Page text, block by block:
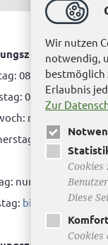
08.00 bis 12.00 Uhr
08.00 bis 12.00
nur nach
08.00 bis 12.00
nur nach
bitte hier klicken
Wir nutzen
notwendig,
bestmöglich
Erlaubnis
Zur
Cookies
Diese
Komfort